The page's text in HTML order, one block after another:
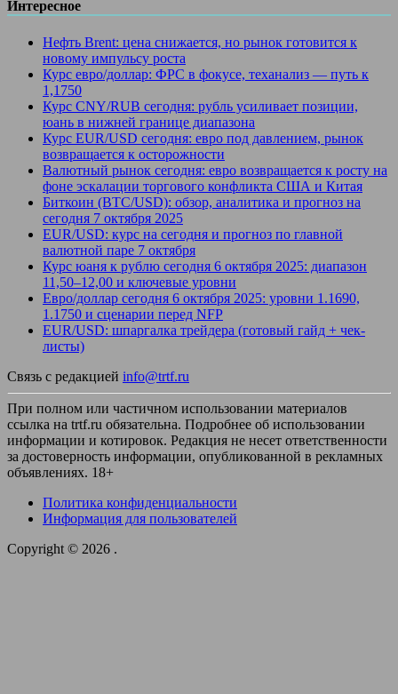
Интересное
Нефть Brent: цена снижается, но рынок готовится к
новому импульсу роста
Курс евро/доллар: ФРС в фокусе, теханализ — путь к
1,1750
Курс CNY/RUB сегодня: рубль усиливает позиции,
юань в нижней границе диапазона
Курс EUR/USD сегодня: евро под давлением, рынок
возвращается к осторожности
Валютный рынок сегодня: евро возвращается к росту на
фоне эскалации торгового конфликта США и Китая
Биткоин (BTC/USD): обзор, аналитика и прогноз на
сегодня 7 октября 2025
EUR/USD: курс на сегодня и прогноз по главной
валютной паре 7 октября
Курс юаня к рублю сегодня 6 октября 2025: диапазон
11,50–12,00 и ключевые уровни
Евро/доллар сегодня 6 октября 2025: уровни 1.1690,
1.1750 и сценарии перед NFP
EUR/USD: шпаргалка трейдера (готовый гайд + чек-
листы)
Связь с редакцией info@trtf.ru
При полном или частичном использовании материалов
ссылка на trtf.ru обязательна. Подробнее об использовании
информации и котировок. Редакция не несет ответственности
за достоверность информации, опубликованной в рекламных
объявлениях. 18+
Политика конфиденциальности
Информация для пользователей
Copyright © 2026 .